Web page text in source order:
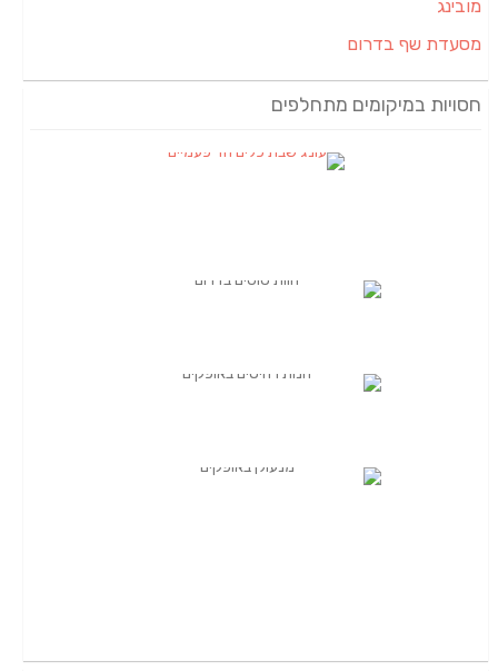
מובינג
מסעדת שף בדרום
חסויות במיקומים מתחלפים